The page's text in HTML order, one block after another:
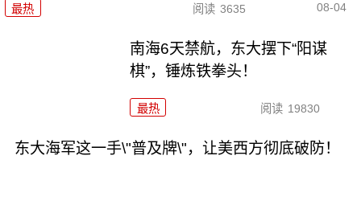
最热 阅读 3635 08-04
南海6天禁航，东大摆下“阳谋
棋”，锤炼铁拳头！
最热 阅读 19830
东大海军这一手\"普及牌\"，让美西方彻底破防！